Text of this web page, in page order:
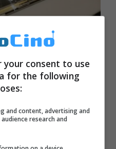
in uscita a
consent to use
for the following
and content, advertising and
research and